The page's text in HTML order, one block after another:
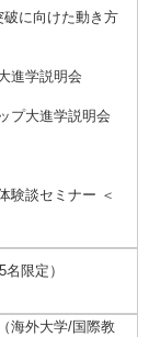
に向けた動き方
進学説明会
プ大進学説明会
談セミナー ＜
限定）
海外大学/国際教